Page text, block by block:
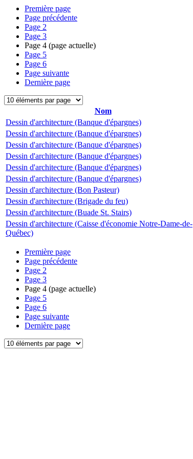
Première page
Page précédente
Page 2
Page 3
Page 4 (page actuelle)
Page 5
Page 6
Page suivante
Dernière page
Nom
Dessin d'architecture (Banque d'épargnes)
Dessin d'architecture (Banque d'épargnes)
Dessin d'architecture (Banque d'épargnes)
Dessin d'architecture (Banque d'épargnes)
Dessin d'architecture (Banque d'épargnes)
Dessin d'architecture (Banque d'épargnes)
Dessin d'architecture (Bon Pasteur)
Dessin d'architecture (Brigade du feu)
Dessin d'architecture (Buade St. Stairs)
Dessin d'architecture (Caisse d'économie Notre-Dame-de-
Québec)
Première page
Page précédente
Page 2
Page 3
Page 4 (page actuelle)
Page 5
Page 6
Page suivante
Dernière page